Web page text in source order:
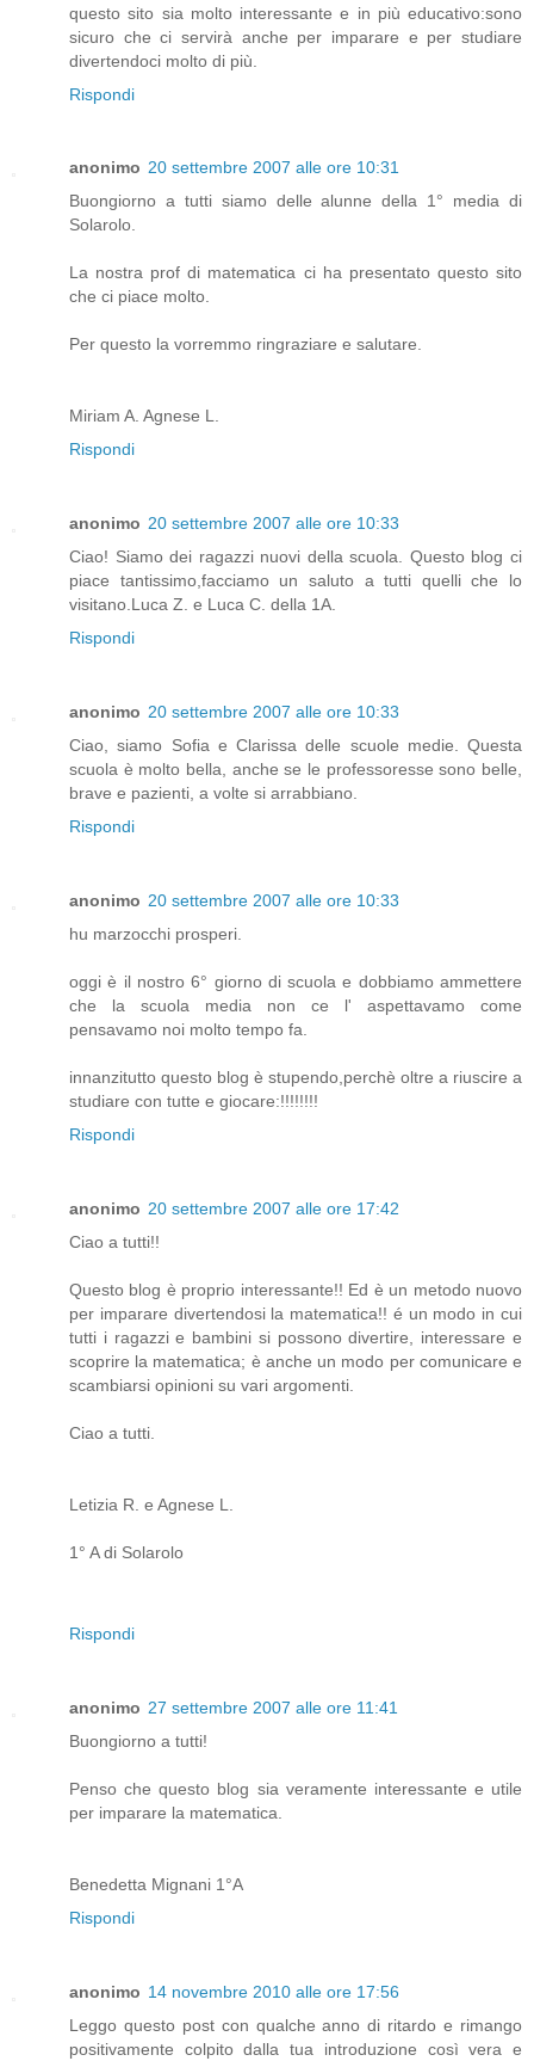
questo sito sia molto interessante e in più educativo:sono
sicuro che ci servirà anche per imparare e per studiare
divertendoci molto di più.
Rispondi
anonimo 20 settembre 2007 alle ore 10:31
Buongiorno a tutti siamo delle alunne della 1° media di
Solarolo.
La nostra prof di matematica ci ha presentato questo sito
che ci piace molto.
Per questo la vorremmo ringraziare e salutare.
Miriam A. Agnese L.
Rispondi
anonimo 20 settembre 2007 alle ore 10:33
Ciao! Siamo dei ragazzi nuovi della scuola. Questo blog ci
piace tantissimo,facciamo un saluto a tutti quelli che lo
visitano.Luca Z. e Luca C. della 1A.
Rispondi
anonimo 20 settembre 2007 alle ore 10:33
Ciao, siamo Sofia e Clarissa delle scuole medie. Questa
scuola è molto bella, anche se le professoresse sono belle,
brave e pazienti, a volte si arrabbiano.
Rispondi
anonimo 20 settembre 2007 alle ore 10:33
hu marzocchi prosperi.
oggi è il nostro 6° giorno di scuola e dobbiamo ammettere
che la scuola media non ce l' aspettavamo come
pensavamo noi molto tempo fa.
innanzitutto questo blog è stupendo,perchè oltre a riuscire a
studiare con tutte e giocare:!!!!!!!!
Rispondi
anonimo 20 settembre 2007 alle ore 17:42
Ciao a tutti!!
Questo blog è proprio interessante!! Ed è un metodo nuovo
per imparare divertendosi la matematica!! é un modo in cui
tutti i ragazzi e bambini si possono divertire, interessare e
scoprire la matematica; è anche un modo per comunicare e
scambiarsi opinioni su vari argomenti.
Ciao a tutti.
Letizia R. e Agnese L.
1° A di Solarolo
Rispondi
anonimo 27 settembre 2007 alle ore 11:41
Buongiorno a tutti!
Penso che questo blog sia veramente interessante e utile
per imparare la matematica.
Benedetta Mignani 1°A
Rispondi
anonimo 14 novembre 2010 alle ore 17:56
Leggo questo post con qualche anno di ritardo e rimango
positivamente colpito dalla tua introduzione così vera e